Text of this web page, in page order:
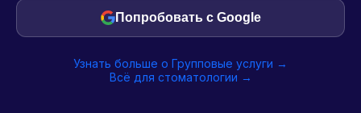
Попробовать с Google
Узнать больше о Групповые услуги →
Всё для стоматологии →